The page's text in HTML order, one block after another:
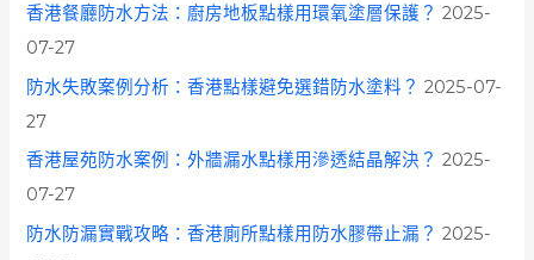
香港餐廳防水方法：廚房地板點樣用環氧塗層保護？ 2025-
07-27
防水失敗案例分析：香港點樣避免選錯防水塗料？ 2025-07-
27
香港屋苑防水案例：外牆漏水點樣用滲透結晶解決？ 2025-
07-27
防水防漏實戰攻略：香港廁所點樣用防水膠帶止漏？ 2025-